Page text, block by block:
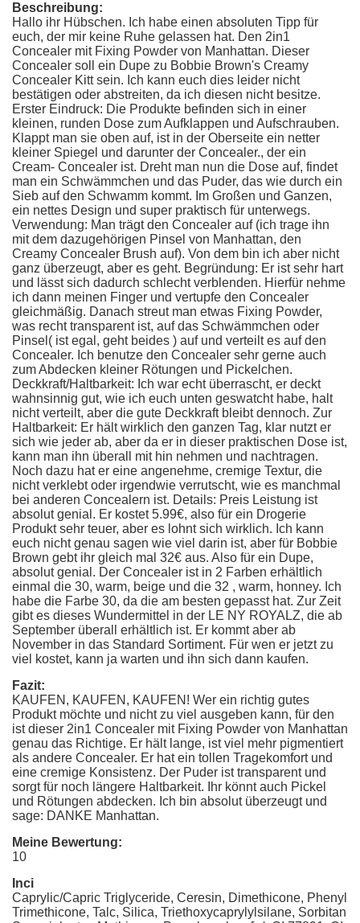
Beschreibung:
Hallo ihr Hübschen. Ich habe einen absoluten Tipp für
euch, der mir keine Ruhe gelassen hat. Den 2in1
Concealer mit Fixing Powder von Manhattan. Dieser
Concealer soll ein Dupe zu Bobbie Brown's Creamy
Concealer Kitt sein. Ich kann euch dies leider nicht
bestätigen oder abstreiten, da ich diesen nicht besitze.
Erster Eindruck: Die Produkte befinden sich in einer
kleinen, runden Dose zum Aufklappen und Aufschrauben.
Klappt man sie oben auf, ist in der Oberseite ein netter
kleiner Spiegel und darunter der Concealer., der ein
Cream- Concealer ist. Dreht man nun die Dose auf, findet
man ein Schwämmchen und das Puder, das wie durch ein
Sieb auf den Schwamm kommt. Im Großen und Ganzen,
ein nettes Design und super praktisch für unterwegs.
Verwendung: Man trägt den Concealer auf (ich trage ihn
mit dem dazugehörigen Pinsel von Manhattan, den
Creamy Concealer Brush auf). Von dem bin ich aber nicht
ganz überzeugt, aber es geht. Begründung: Er ist sehr hart
und lässt sich dadurch schlecht verblenden. Hierfür nehme
ich dann meinen Finger und vertupfe den Concealer
gleichmäßig. Danach streut man etwas Fixing Powder,
was recht transparent ist, auf das Schwämmchen oder
Pinsel( ist egal, geht beides ) auf und verteilt es auf den
Concealer. Ich benutze den Concealer sehr gerne auch
zum Abdecken kleiner Rötungen und Pickelchen.
Deckkraft/Haltbarkeit: Ich war echt überrascht, er deckt
wahnsinnig gut, wie ich euch unten geswatcht habe, halt
nicht verteilt, aber die gute Deckkraft bleibt dennoch. Zur
Haltbarkeit: Er hält wirklich den ganzen Tag, klar nutzt er
sich wie jeder ab, aber da er in dieser praktischen Dose ist,
kann man ihn überall mit hin nehmen und nachtragen.
Noch dazu hat er eine angenehme, cremige Textur, die
nicht verklebt oder irgendwie verrutscht, wie es manchmal
bei anderen Concealern ist. Details: Preis Leistung ist
absolut genial. Er kostet 5.99€, also für ein Drogerie
Produkt sehr teuer, aber es lohnt sich wirklich. Ich kann
euch nicht genau sagen wie viel darin ist, aber für Bobbie
Brown gebt ihr gleich mal 32€ aus. Also für ein Dupe,
absolut genial. Der Concealer ist in 2 Farben erhältlich
einmal die 30, warm, beige und die 32 , warm, honney. Ich
habe die Farbe 30, da die am besten gepasst hat. Zur Zeit
gibt es dieses Wundermittel in der LE NY ROYALZ, die ab
September überall erhältlich ist. Er kommt aber ab
November in das Standard Sortiment. Für wen er jetzt zu
viel kostet, kann ja warten und ihn sich dann kaufen.
Fazit:
KAUFEN, KAUFEN, KAUFEN! Wer ein richtig gutes
Produkt möchte und nicht zu viel ausgeben kann, für den
ist dieser 2in1 Concealer mit Fixing Powder von Manhattan
genau das Richtige. Er hält lange, ist viel mehr pigmentiert
als andere Concealer. Er hat ein tollen Tragekomfort und
eine cremige Konsistenz. Der Puder ist transparent und
sorgt für noch längere Haltbarkeit. Ihr könnt auch Pickel
und Rötungen abdecken. Ich bin absolut überzeugt und
sage: DANKE Manhattan.
Meine Bewertung:
10
Inci
Caprylic/Capric Triglyceride, Ceresin, Dimethicone, Phenyl
Trimethicone, Talc, Silica, Triethoxycaprylylsilane, Sorbitan